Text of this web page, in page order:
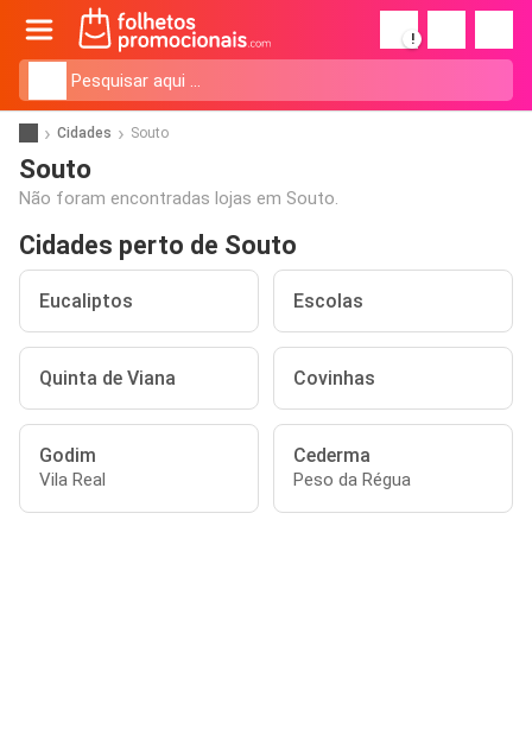
!
Cidades Souto
Souto
Não foram encontradas lojas em Souto.
Cidades perto de Souto
Eucaliptos Escolas
Quinta de Viana Covinhas
Godim
Vila Real
Cederma
Peso da Régua